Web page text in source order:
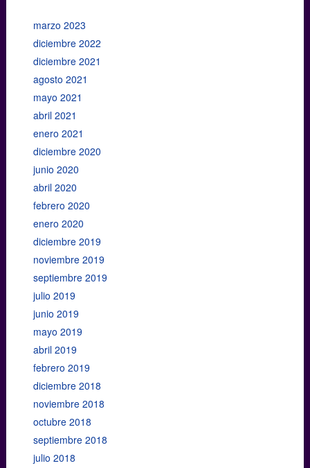
marzo 2023
diciembre 2022
diciembre 2021
agosto 2021
mayo 2021
abril 2021
enero 2021
diciembre 2020
junio 2020
abril 2020
febrero 2020
enero 2020
diciembre 2019
noviembre 2019
septiembre 2019
julio 2019
junio 2019
mayo 2019
abril 2019
febrero 2019
diciembre 2018
noviembre 2018
octubre 2018
septiembre 2018
julio 2018